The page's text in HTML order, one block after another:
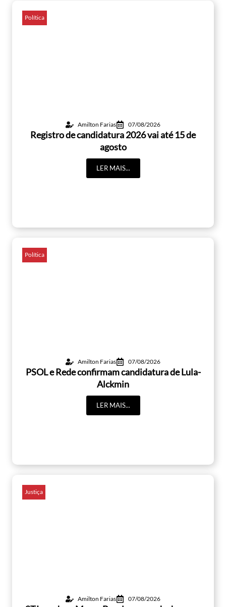
Política
Amilton Farias 07/08/2026
Registro de candidatura 2026 vai até 15 de
agosto
LER MAIS...
Política
Amilton Farias 07/08/2026
PSOL e Rede confirmam candidatura de Lula-
Alckmin
LER MAIS...
Justiça
Amilton Farias 07/08/2026